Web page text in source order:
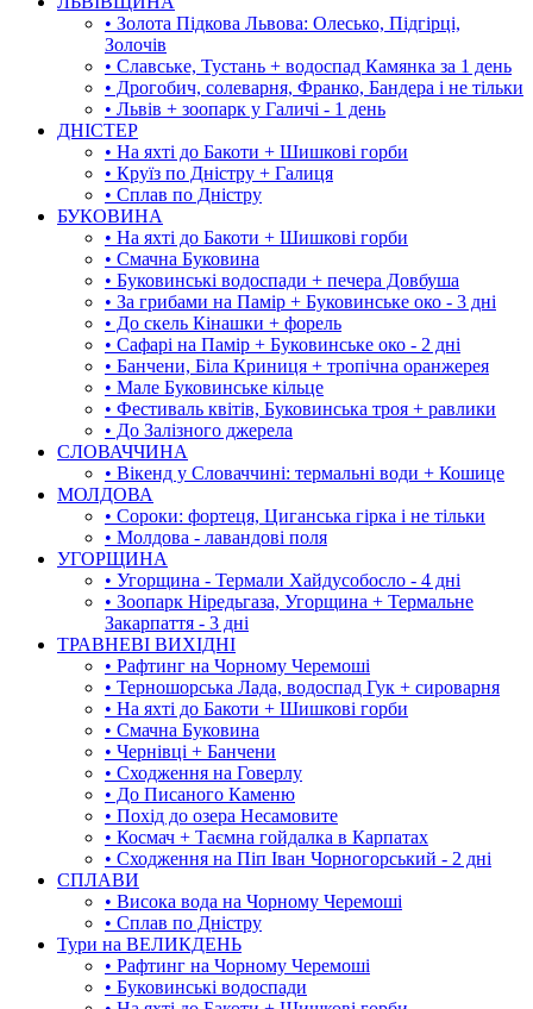
• Золота Підкова Львова: Олесько, Підгірці,
Золочів
• Славське, Тустань + водоспад Камянка за 1 день
• Дрогобич, солеварня, Франко, Бандера і не тільки
• Львів + зоопарк у Галичі - 1 день
ДНІСТЕР
• На яхті до Бакоти + Шишкові горби
• Круїз по Дністру + Галиця
• Сплав по Дністру
БУКОВИНА
• На яхті до Бакоти + Шишкові горби
• Смачна Буковина
• Буковинські водоспади + печера Довбуша
• За грибами на Памір + Буковинське око - 3 дні
• До скель Кінашки + форель
• Сафарі на Памір + Буковинське око - 2 дні
• Банчени, Біла Криниця + тропічна оранжерея
• Мале Буковинське кільце
• Фестиваль квітів, Буковинська троя + равлики
• До Залізного джерела
СЛОВАЧЧИНА
• Вікенд у Словаччині: термальні води + Кошице
МОЛДОВА
• Сороки: фортеця, Циганська гірка і не тільки
• Молдова - лавандові поля
УГОРЩИНА
• Угорщина - Термали Хайдусобосло - 4 дні
• Зоопарк Ніредьгаза, Угорщина + Термальне
Закарпаття - 3 дні
ТРАВНЕВІ ВИХІДНІ
• Рафтинг на Чорному Черемоші
• Терношорська Лада, водоспад Гук + сироварня
• На яхті до Бакоти + Шишкові горби
• Смачна Буковина
• Чернівці + Банчени
• Сходження на Говерлу
• До Писаного Каменю
• Похід до озера Несамовите
• Космач + Таємна гойдалка в Карпатах
• Сходження на Піп Іван Чорногорський - 2 дні
СПЛАВИ
• Висока вода на Чорному Черемоші
• Сплав по Дністру
Тури на ВЕЛИКДЕНЬ
• Рафтинг на Чорному Черемоші
• Буковинські водоспади